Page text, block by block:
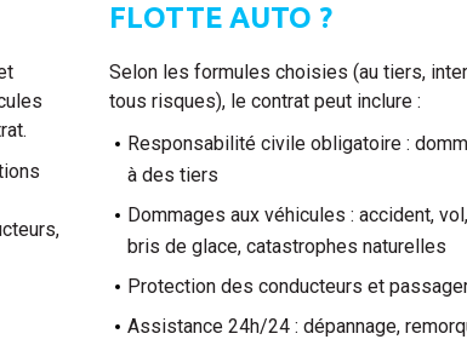
FLOTTE AUTO ?
Selon les formules choisies (au tiers,
tous risques), le contrat peut inclure :
Responsabilité civile obligatoire :
à des tiers
Dommages aux véhicules : accident,
bris de glace, catastrophes naturelles
Protection des conducteurs et
Assistance 24h/24 : dépannage,